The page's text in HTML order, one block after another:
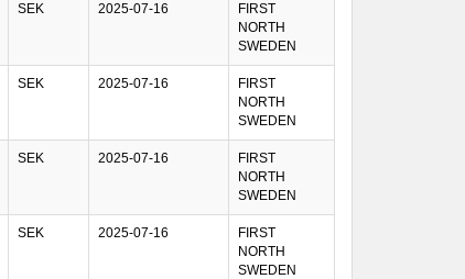
SEK 2025-07-16
FIRST
NORTH
SWEDEN
SEK 2025-07-16
FIRST
NORTH
SWEDEN
SEK 2025-07-16
FIRST
NORTH
SWEDEN
SEK 2025-07-16
FIRST
NORTH
SWEDEN